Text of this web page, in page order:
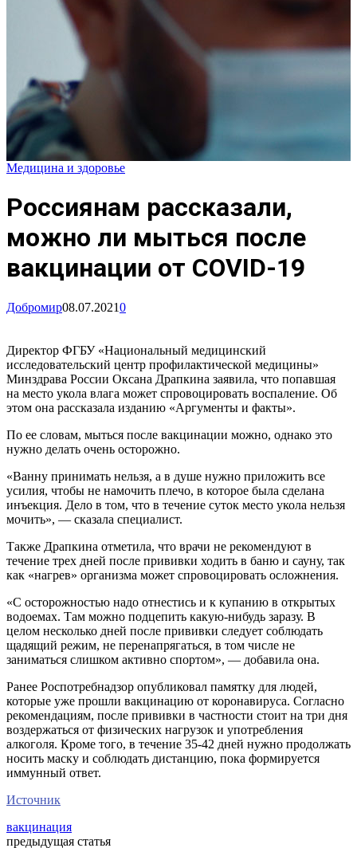
Медицина и здоровье
Россиянам рассказали,
можно ли мыться после
вакцинации от COVID-19
Добромир08.07.20210
Директор ФГБУ «Национальный медицинский
исследовательский центр профилактической медицины»
Минздрава России Оксана Драпкина заявила, что попавшая
на место укола влага может спровоцировать воспаление. Об
этом она рассказала изданию «Аргументы и факты».
По ее словам, мыться после вакцинации можно, однако это
нужно делать очень осторожно.
«Ванну принимать нельзя, а в душе нужно приложить все
усилия, чтобы не намочить плечо, в которое была сделана
инъекция. Дело в том, что в течение суток место укола нельзя
мочить», — сказала специалист.
Также Драпкина отметила, что врачи не рекомендуют в
течение трех дней после прививки ходить в баню и сауну, так
как «нагрев» организма может спровоцировать осложнения.
«С осторожностью надо отнестись и к купанию в открытых
водоемах. Там можно подцепить какую-нибудь заразу. В
целом несколько дней после прививки следует соблюдать
щадящий режим, не перенапрягаться, в том числе не
заниматься слишком активно спортом», — добавила она.
Ранее Роспотребнадзор опубликовал памятку для людей,
которые уже прошли вакцинацию от коронавируса. Согласно
рекомендациям, после прививки в частности стоит на три дня
воздержаться от физических нагрузок и употребления
алкоголя. Кроме того, в течение 35-42 дней нужно продолжать
носить маску и соблюдать дистанцию, пока формируется
иммунный ответ.
Источник
вакцинация
предыдущая статья